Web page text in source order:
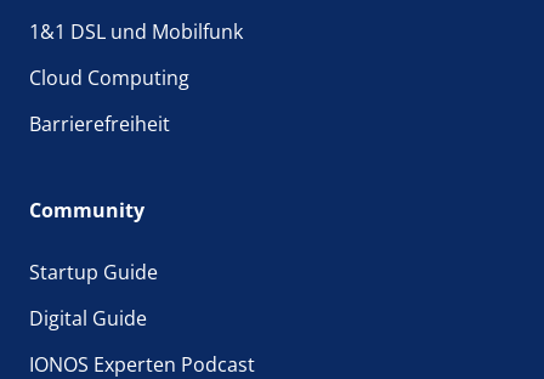
1&1 DSL und Mobilfunk
Cloud Computing
Barrierefreiheit
Community
Startup Guide
Digital Guide
IONOS Experten Podcast